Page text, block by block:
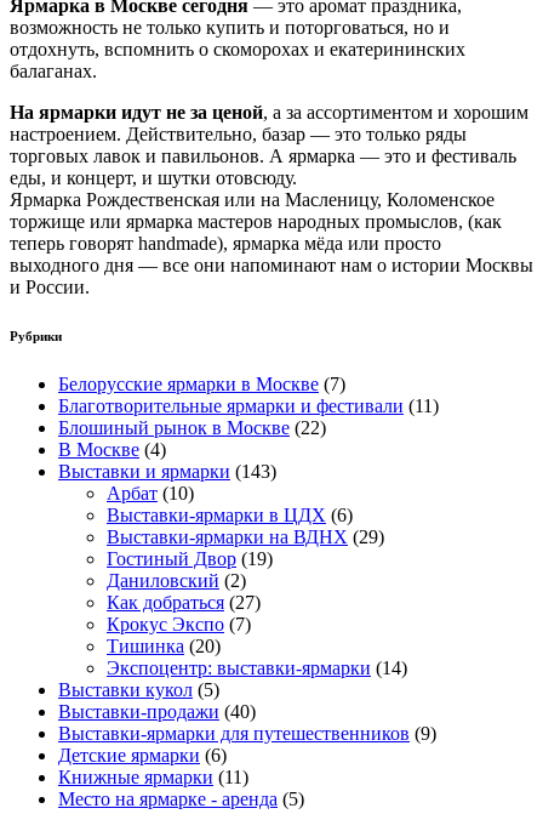
Ярмарка в Москве сегодня — это аромат праздника,
возможность не только купить и поторговаться, но и
отдохнуть, вспомнить о скоморохах и екатерининских
балаганах.
На ярмарки идут не за ценой, а за ассортиментом и хорошим
настроением. Действительно, базар — это только ряды
торговых лавок и павильонов. А ярмарка — это и фестиваль
еды, и концерт, и шутки отовсюду.
Ярмарка Рождественская или на Масленицу, Коломенское
торжище или ярмарка мастеров народных промыслов, (как
теперь говорят handmade), ярмарка мёда или просто
выходного дня — все они напоминают нам о истории Москвы
и России.
Рубрики
Белорусские ярмарки в Москве (7)
Благотворительные ярмарки и фестивали (11)
Блошиный рынок в Москве (22)
В Москве (4)
Выставки и ярмарки (143)
Арбат (10)
Выставки-ярмарки в ЦДХ (6)
Выставки-ярмарки на ВДНХ (29)
Гостиный Двор (19)
Даниловский (2)
Как добраться (27)
Крокус Экспо (7)
Тишинка (20)
Экспоцентр: выставки-ярмарки (14)
Выставки кукол (5)
Выставки-продажи (40)
Выставки-ярмарки для путешественников (9)
Детские ярмарки (6)
Книжные ярмарки (11)
Место на ярмарке - аренда (5)